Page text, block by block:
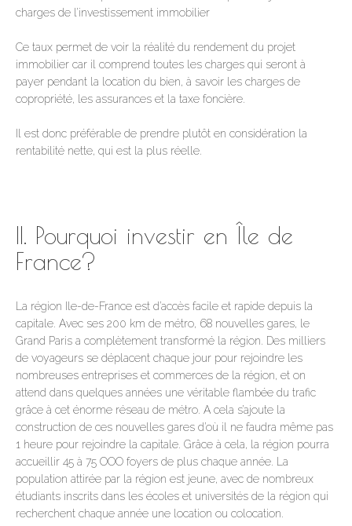
charges de l’investissement immobilier
Ce taux permet de voir la réalité du rendement du projet
immobilier car il comprend toutes les charges qui seront à
payer pendant la location du bien, à savoir les charges de
copropriété, les assurances et la taxe foncière.
Il est donc préférable de prendre plutôt en considération la
rentabilité nette, qui est la plus réelle.
II. Pourquoi investir en Île de
France?
La région Ile-de-France est d’accès facile et rapide depuis la
capitale. Avec ses 200 km de métro, 68 nouvelles gares, le
Grand Paris a complètement transformé la région. Des milliers
de voyageurs se déplacent chaque jour pour rejoindre les
nombreuses entreprises et commerces de la région, et on
attend dans quelques années une véritable flambée du trafic
grâce à cet énorme réseau de métro. A cela s’ajoute la
construction de ces nouvelles gares d’où il ne faudra même pas
1 heure pour rejoindre la capitale. Grâce à cela, la région pourra
accueillir 45 à 75 OOO foyers de plus chaque année. La
population attirée par la région est jeune, avec de nombreux
étudiants inscrits dans les écoles et universités de la région qui
recherchent chaque année une location ou colocation.